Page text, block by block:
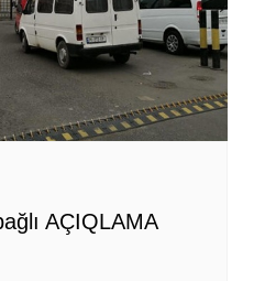
AÇIQLAMA